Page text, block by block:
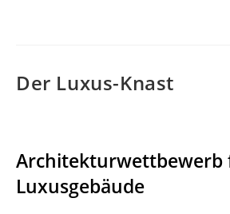
Der Luxus-Knast
Architekturwettbewerb
Luxusgebäude